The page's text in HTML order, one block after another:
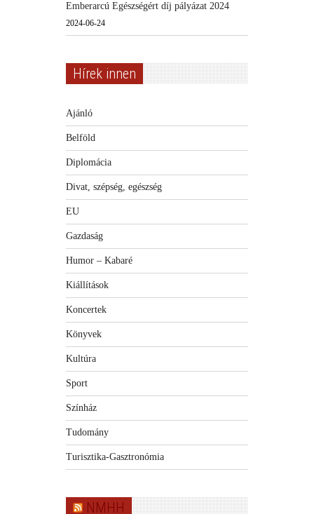
Emberarcú Egészségért díj pályázat 2024
2024-06-24
Hírek innen
Ajánló
Belföld
Diplomácia
Divat, szépség, egészség
EU
Gazdaság
Humor – Kabaré
Kiállítások
Koncertek
Könyvek
Kultúra
Sport
Színház
Tudomány
Turisztika-Gasztronómia
NMHH